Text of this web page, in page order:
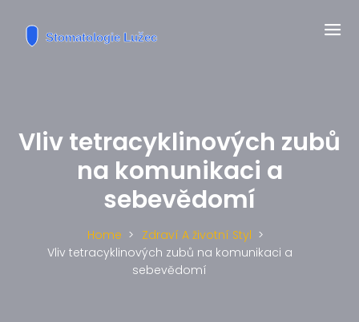
Vliv tetracyklinových zubů
na komunikaci a
sebevědomí
Home
Zdraví A životní Styl
Vliv tetracyklinových zubů na komunikaci a
sebevědomí